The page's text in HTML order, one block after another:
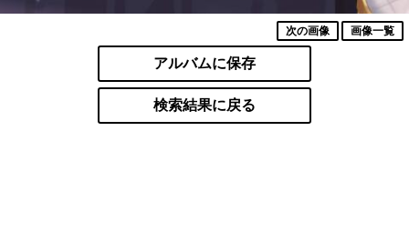
次の画像 画像一覧
アルバムに保存
検索結果に戻る